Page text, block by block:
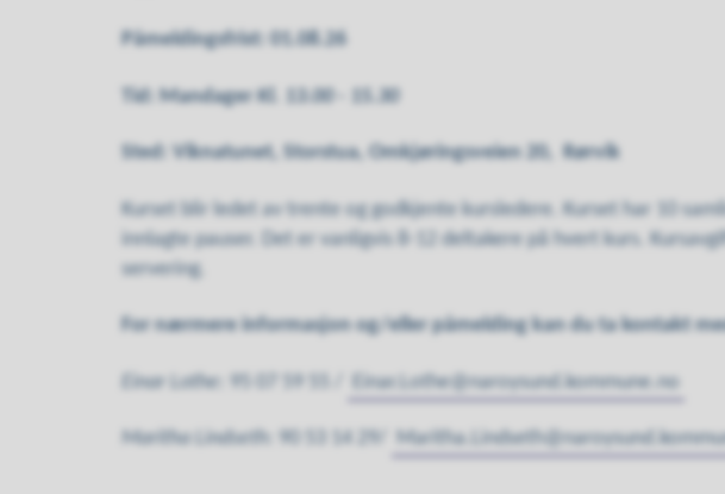
Påmeldingsfrist: 01.08.26
Tid: Mandager Kl. 13.00 - 15.30
Sted: Viknatunet, Storstua, Omkjøringsveien 20, Rørvik
Kurset blir ledet av trente og godkjente kursledere. Kurset har 10
innlagte pauser. Det er vanligvis 8-12 deltakere på hvert kurs.
servering.
For nærmere informasjon og/eller påmelding kan du ta kontakt
Einar Lothe : 95 07 59 55 / Einar.Lothe@naroysund.kommune.no
Maritha Lindseth : 90 53 14 29/